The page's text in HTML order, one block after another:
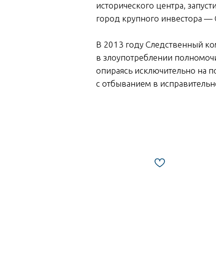
исторического центра,
город крупного инвестора —
В 2013 году Следственный
в злоупотреблении
опираясь исключительно на
с отбыванием в